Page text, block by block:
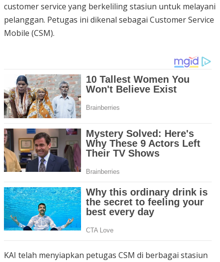
customer service yang berkeliling stasiun untuk melayani
pelanggan. Petugas ini dikenal sebagai Customer Service
Mobile (CSM).
KAI telah menyiapkan petugas CSM di berbagai stasiun